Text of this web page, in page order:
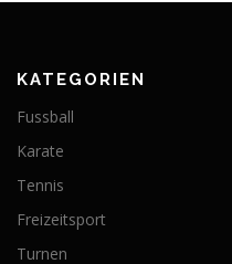
KATEGORIEN
Fussball
Karate
Tennis
Freizeitsport
Turnen